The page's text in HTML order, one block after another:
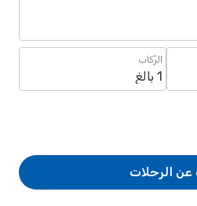
الرُكاب
1 بالغ
الرحلات